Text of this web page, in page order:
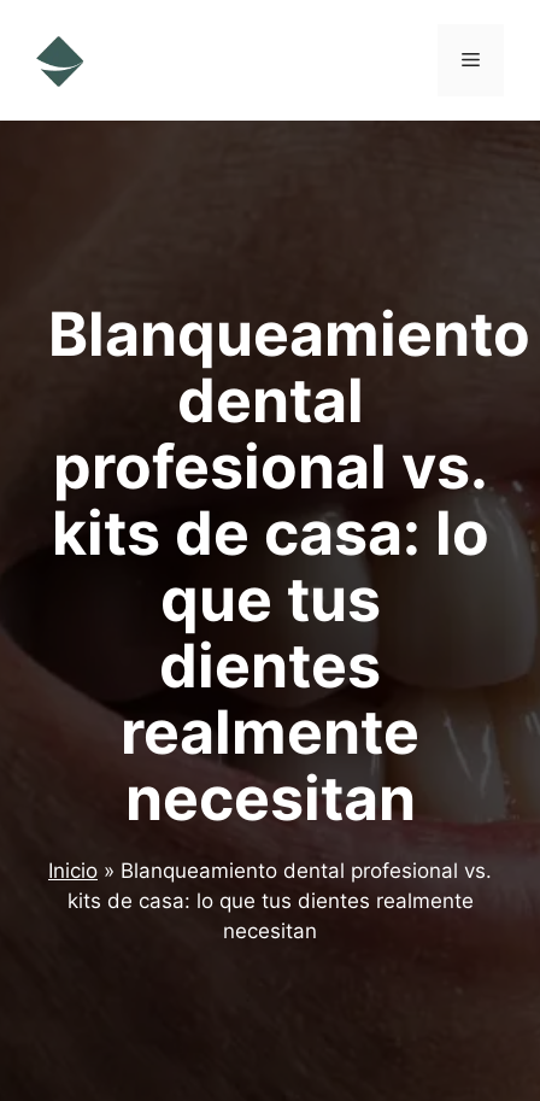
contenido
Menú
Blanqueamiento
dental
profesional vs.
kits de casa: lo
que tus
dientes
realmente
necesitan
Inicio » Blanqueamiento dental profesional vs.
kits de casa: lo que tus dientes realmente
necesitan